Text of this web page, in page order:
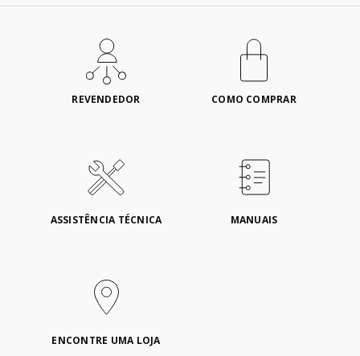
REVENDEDOR COMO COMPRAR
ASSISTÊNCIA TÉCNICA MANUAIS
ENCONTRE UMA LOJA